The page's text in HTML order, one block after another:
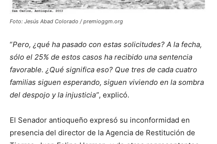
Foto: Jesús Abad Colorado / premioggm.org
“Pero, ¿qué ha pasado con estas solicitudes? A la fecha,
sólo el 25% de estos casos ha recibido una sentencia
favorable. ¿Qué significa eso? Que tres de cada cuatro
familias siguen esperando, siguen viviendo en la sombra
del despojo y la injusticia”, explicó.
El Senador antioqueño expresó su inconformidad en
presencia del director de la Agencia de Restitución de